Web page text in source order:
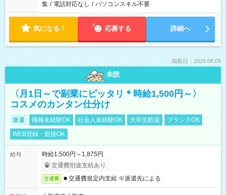
集 / 電話対応なし / パソコンスキル不要
気になる！ 応募する 詳細へ
掲載日：2026.08.09
未読
〈月1日～で副業にピッタリ＊時給1,500円～〉
コスメのカンタン仕分け
派遣 職種未経験OK 社会人未経験OK 大学生歓迎
ブランクOK
WEB登録・面接OK
給与
時給1,500円～1,875円
交通費別途支給あり
交通費 ■ 交通費規定内支給 ※派遣先による